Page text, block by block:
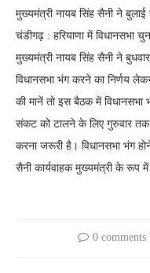
मुख्यमंत्री नायब सिंह सैनी ने बुलाई
चंडीगढ़ : हरियाणा में विधानसभा
मुख्यमंत्री नायब सिंह सैनी ने
विधानसभा भंग करने का निर्णय
की मानें तो इस बैठक में
संकट को टालने के लिए गुरुवार तक
करना जरूरी है। विधानसभा भंग
सैनी कार्यवाहक मुख्यमंत्री के रूप
0 comments